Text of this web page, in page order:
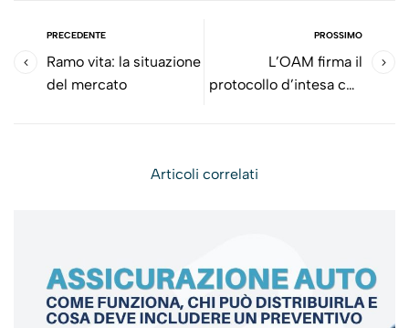
PRECEDENTE
Ramo vita: la situazione
del mercato
PROSSIMO
L’OAM firma il
protocollo d’intesa con
Articoli correlati